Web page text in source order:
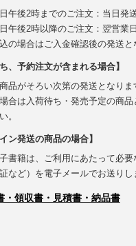
午後2時までのご注文：当日発
午後2時以降のご注文：翌営業
の場合はご入金確認後の発送と
、予約注文が含まれる場合】
品がそろい次第の発送となりま
合は入荷待ち・発売予定の商
。
ン発送の商品の場合】
書籍は、ご利用にあたって必
など）を電子メールでお送りし
・領収書・見積書・納品書